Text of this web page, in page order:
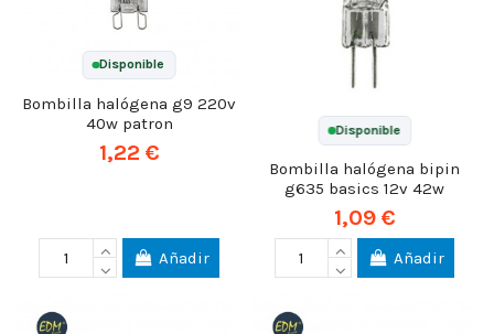
Disponible
Bombilla halógena g9 220v
40w patron
1,22 €
Añadir
Disponible
Bombilla halógena bipin
g635 basics 12v 42w
1,09 €
Añadir